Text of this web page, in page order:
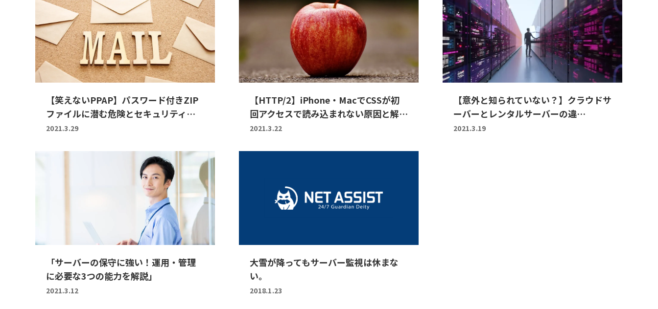
【笑えないPPAP】パスワード付きZIP
ファイルに潜む危険とセキュリティ…
2021.3.29
【HTTP/2】iPhone・MacでCSSが初
回アクセスで読み込まれない原因と解…
2021.3.22
【意外と知られていない？】クラウドサ
ーバーとレンタルサーバーの違…
2021.3.19
「サーバーの保守に強い！運用・管理
に必要な3つの能力を解説」
2021.3.12
大雪が降ってもサーバー監視は休まな
い。
2018.1.23